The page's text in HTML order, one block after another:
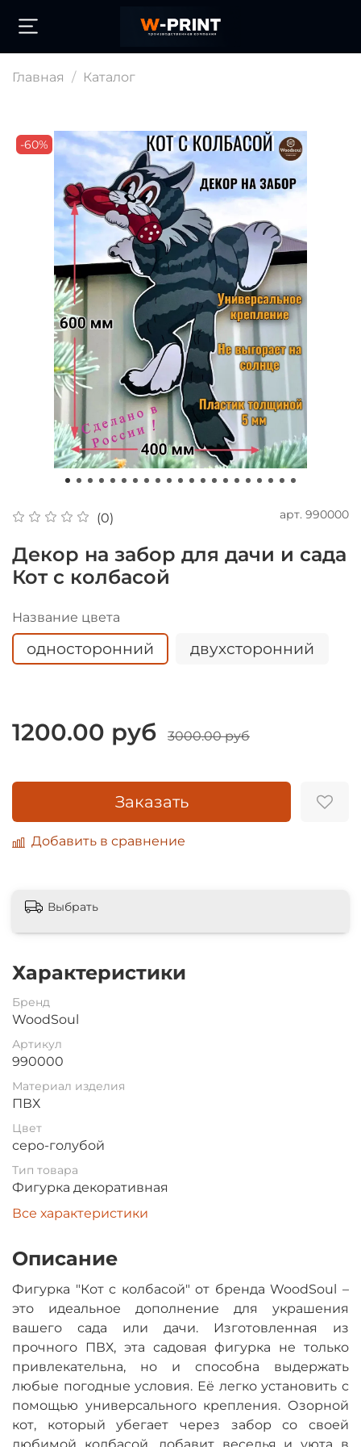
Главная Каталог
-60%
(0) арт. 990000
Декор на забор для дачи и сада
Кот с колбасой
Название цвета
односторонний двухсторонний
1200.00 руб 3000.00 руб
Заказать
Добавить в сравнение
Выбрать
Характеристики
Бренд
WoodSoul
Артикул
990000
Материал изделия
ПВХ
Цвет
серо-голубой
Тип товара
Фигурка декоративная
Все характеристики
Описание
Фигурка "Кот с колбасой" от бренда WoodSoul –
это идеальное дополнение для украшения
вашего сада или дачи. Изготовленная из
прочного ПВХ, эта садовая фигурка не только
привлекательна, но и способна выдержать
любые погодные условия. Её легко установить с
помощью универсального крепления. Озорной
кот, который убегает через забор со своей